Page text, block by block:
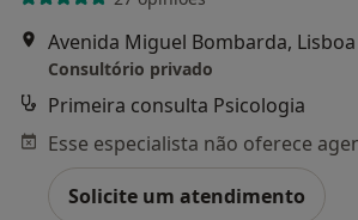
Avenida Miguel Bombarda, Lisboa
Consultório privado
Primeira consulta Psicologia
Solicite um atendimento